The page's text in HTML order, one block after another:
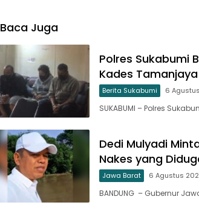
Baca Juga
Polres Sukabumi
Kades
Berita Sukabumi 6
SUKABUMI – Polres
Dedi Mulyadi
Nakes yang
Jawa Barat 6 Agustus
BANDUNG – Gubernur